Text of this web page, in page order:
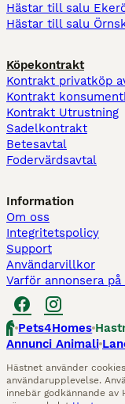
Hästar till salu
Hästar till salu
Köpekontrakt
Kontrakt privatköp
Kontrakt
Kontrakt Utrustning
Sadelkontrakt
Betesavtal
Fodervärdsavtal
Information
Om oss
Integritetspolicy
Support
Användarvillkor
Varför annonsera
Pets4Homes
Annunci Animali
Hästnet använder
användarupplevelse.
innebär godkännande av